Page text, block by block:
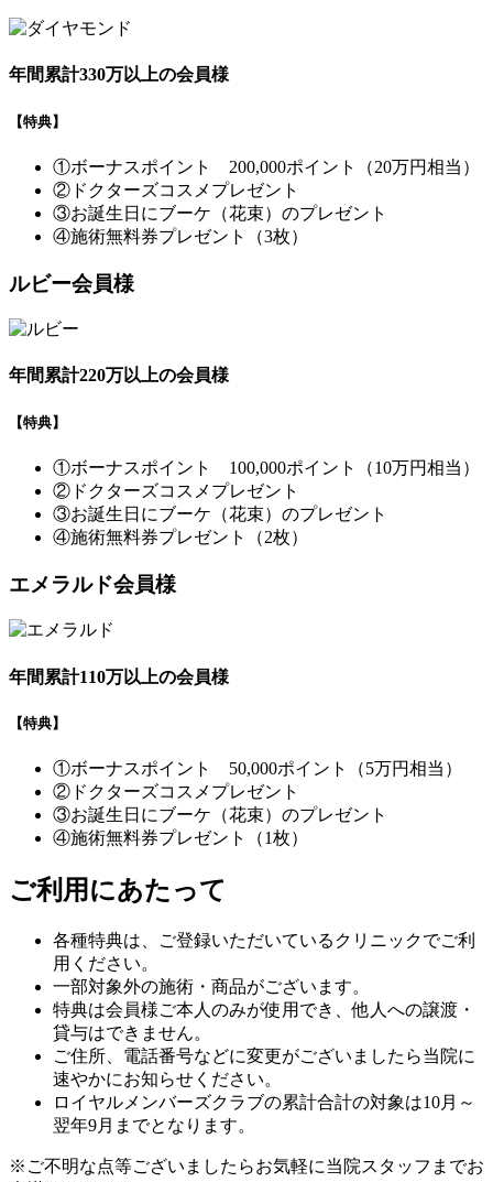
年間累計330万以上の会員様
【特典】
①ボーナスポイント 200,000ポイント（20万円相当）
②ドクターズコスメプレゼント
③お誕生日にブーケ（花束）のプレゼント
④施術無料券プレゼント（3枚）
ルビー会員様
年間累計220万以上の会員様
【特典】
①ボーナスポイント 100,000ポイント（10万円相当）
②ドクターズコスメプレゼント
③お誕生日にブーケ（花束）のプレゼント
④施術無料券プレゼント（2枚）
エメラルド会員様
年間累計110万以上の会員様
【特典】
①ボーナスポイント 50,000ポイント（5万円相当）
②ドクターズコスメプレゼント
③お誕生日にブーケ（花束）のプレゼント
④施術無料券プレゼント（1枚）
ご利用にあたって
各種特典は、ご登録いただいているクリニックでご利
用ください。
一部対象外の施術・商品がございます。
特典は会員様ご本人のみが使用でき、他人への譲渡・
貸与はできません。
ご住所、電話番号などに変更がございましたら当院に
速やかにお知らせください。
ロイヤルメンバーズクラブの累計合計の対象は10月～
翌年9月までとなります。
※ご不明な点等ございましたらお気軽に当院スタッフまでお